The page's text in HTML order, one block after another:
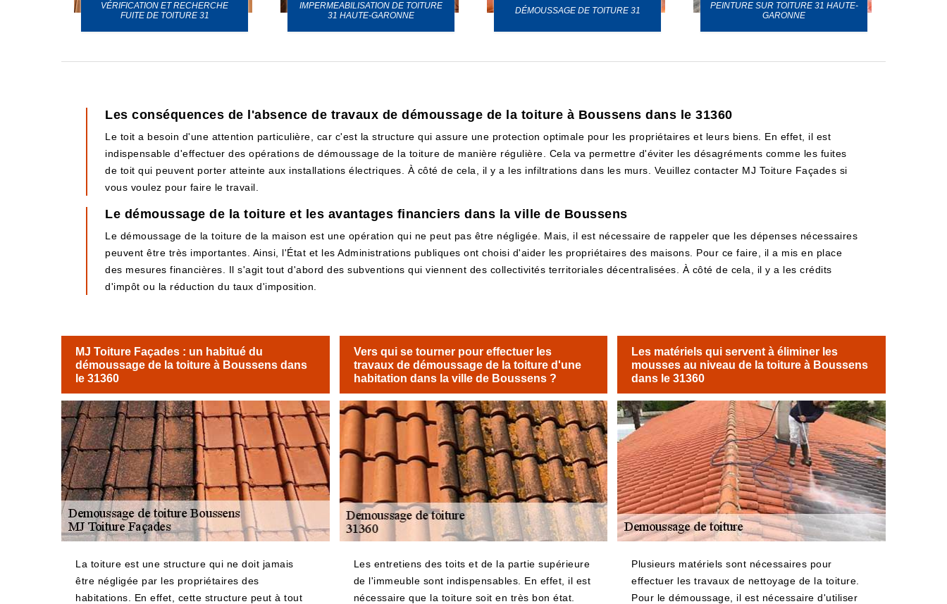
VÉRIFICATION ET RECHERCHE
FUITE DE TOITURE 31
IMPERMEABILISATION DE TOITURE
31 HAUTE-GARONNE
DÉMOUSSAGE DE TOITURE 31
PEINTURE SUR TOITURE 31 HAUTE-
GARONNE
Les conséquences de l'absence de travaux de démoussage de la toiture à Boussens dans le 31360
Le toit a besoin d'une attention particulière, car c'est la structure qui assure une protection optimale pour les propriétaires et leurs biens. En effet, il est
indispensable d'effectuer des opérations de démoussage de la toiture de manière régulière. Cela va permettre d'éviter les désagréments comme les fuites
de toit qui peuvent porter atteinte aux installations électriques. À côté de cela, il y a les infiltrations dans les murs. Veuillez contacter MJ Toiture Façades si
vous voulez pour faire le travail.
Le démoussage de la toiture et les avantages financiers dans la ville de Boussens
Le démoussage de la toiture de la maison est une opération qui ne peut pas être négligée. Mais, il est nécessaire de rappeler que les dépenses nécessaires
peuvent être très importantes. Ainsi, l'État et les Administrations publiques ont choisi d'aider les propriétaires des maisons. Pour ce faire, il a mis en place
des mesures financières. Il s'agit tout d'abord des subventions qui viennent des collectivités territoriales décentralisées. À côté de cela, il y a les crédits
d'impôt ou la réduction du taux d'imposition.
MJ Toiture Façades : un habitué du
démoussage de la toiture à Boussens dans
le 31360
La toiture est une structure qui ne doit jamais
être négligée par les propriétaires des
habitations. En effet, cette structure peut à tout
Vers qui se tourner pour effectuer les
travaux de démoussage de la toiture d'une
habitation dans la ville de Boussens ?
Les entretiens des toits et de la partie supérieure
de l'immeuble sont indispensables. En effet, il est
nécessaire que la toiture soit en très bon état.
Les matériels qui servent à éliminer les
mousses au niveau de la toiture à Boussens
dans le 31360
Plusieurs matériels sont nécessaires pour
effectuer les travaux de nettoyage de la toiture.
Pour le démoussage, il est nécessaire d'utiliser